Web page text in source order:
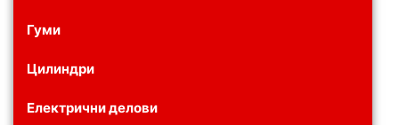
Гуми
Цилиндри
Електрични делови